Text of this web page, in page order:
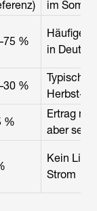
im
%
Häufige
in
%
Typischer
Herbst-/
%
Ertrag
aber sehr
Kein
Strom